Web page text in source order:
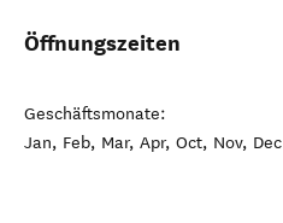
Öffnungszeiten
Geschäftsmonate:
Jan, Feb, Mar, Apr, Oct, Nov, Dec